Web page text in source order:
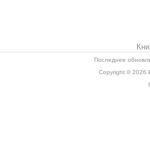
Последнее
Copyright © 2026